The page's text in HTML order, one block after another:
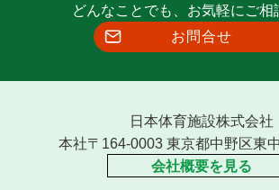
どんなことでも、お気軽にご相
お問合せ
日本体育施設株式会社
本社〒164-0003 東京都中野区東
会社概要を見る